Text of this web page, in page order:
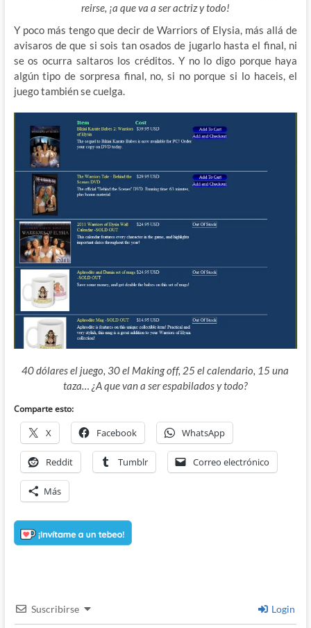
reirse, ¡a que va a ser actriz y todo!
Y poco más tengo que decir de Warriors of Elysia, más allá de
avisaros de que si sois tan osados de jugarlo hasta el final, ni
se os ocurra saltaros los créditos. Y no lo digo porque haya
algún tipo de sorpresa final, no, si no porque si lo haceis, el
juego también se cuelga.
40 dólares el juego, 30 el Making off, 25 el calendario, 15 una
taza… ¿A que van a ser espabilados y todo?
Comparte esto:
X Facebook WhatsApp
Reddit Tumblr Correo electrónico
Más
Suscribirse Login